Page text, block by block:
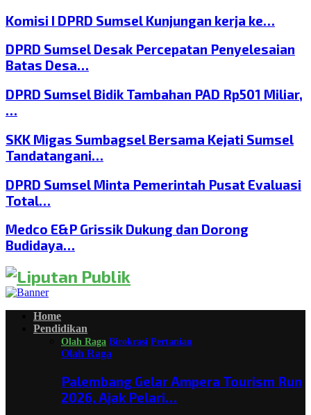
Komisi I DPRD Sumsel Kunjungan kerja ke…
DPRD Sumsel Desak Percepatan Penyelesaian
Batas Desa…
DPRD Sumsel Bidik Tambahan PAD Rp501 Miliar,
…
SKK Migas Sumbagsel Bersama Kejati Sumsel
Tandatangani…
DPRD Sumsel Minta Pemerintah Pusat Evaluasi
Total…
Medco E&P Grissik Dukung dan Dorong
Budidaya…
Home
Pendidikan
Olah Raga Birokrasi Pertanian
Olah Raga
Palembang Gelar Ampera Tourism Run
2026, Ajak Pelari…